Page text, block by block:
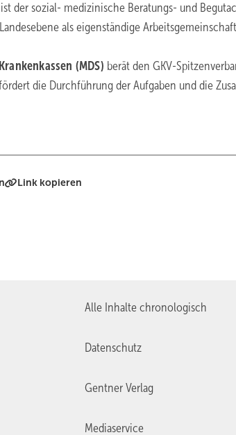
ist der sozial- medizinische Beratungs- und
als eigenständige
(MDS) berät den GKV-
die Durchführung der Aufgaben und die
Link kopieren
Alle Inhalte chronologisch
Datenschutz
Gentner Verlag
Mediaservice